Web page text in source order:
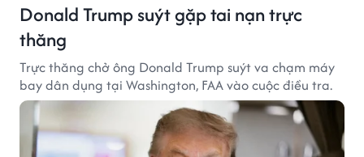
Donald Trump suýt gặp tai nạn trực
thăng
Trực thăng chở ông Donald Trump suýt va chạm máy
bay dân dụng tại Washington, FAA vào cuộc điều tra.